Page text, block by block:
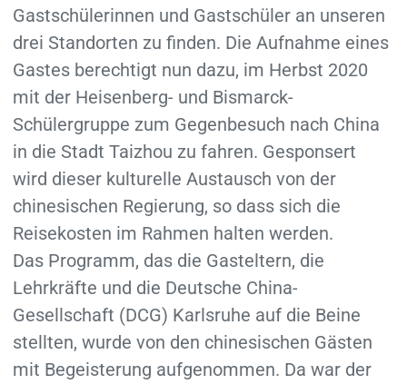
Gastschülerinnen und Gastschüler an unseren
drei Standorten zu finden. Die Aufnahme eines
Gastes berechtigt nun dazu, im Herbst 2020
mit der Heisenberg- und Bismarck-
Schülergruppe zum Gegenbesuch nach China
in die Stadt Taizhou zu fahren. Gesponsert
wird dieser kulturelle Austausch von der
chinesischen Regierung, so dass sich die
Reisekosten im Rahmen halten werden.
Das Programm, das die Gasteltern, die
Lehrkräfte und die Deutsche China-
Gesellschaft (DCG) Karlsruhe auf die Beine
stellten, wurde von den chinesischen Gästen
mit Begeisterung aufgenommen. Da war der